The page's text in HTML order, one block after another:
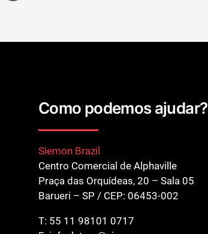
Como podemos ajudar?
Siemon Brazil
Centro Comercial de Alphaville
Praça das Orquídeas, 20 – Sala 05
Barueri – SP / CEP: 06453-002
T: 55 11 98101 0717